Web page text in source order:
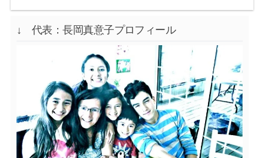
↓ 代表：長岡真意子プロフィール